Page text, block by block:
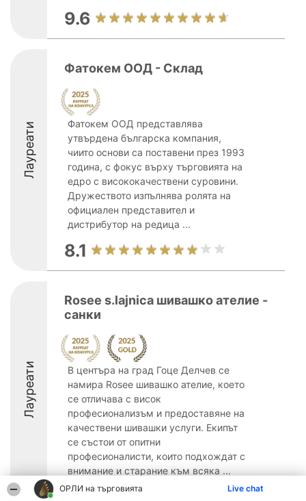
ОРЛИ на търговията Live chat
9.6
Лауреати
Фатокем ООД - Склад
Фатокем ООД представлява
утвърдена българска компания,
чиито основи са поставени през 1993
година, с фокус върху търговията на
едро с висококачествени суровини.
Дружеството изпълнява ролята на
официален представител и
дистрибутор на редица ...
8.1
Лауреати
Rosee s.lajnica шивашко ателие -
санки
В центъра на град Гоце Делчев се
намира Rosee шивашко ателие, което
се отличава с висок
професионализъм и предоставяне на
качествени шивашки услуги. Екипът
се състои от опитни
професионалисти, които подхождат с
внимание и старание към всяка ...
9.2